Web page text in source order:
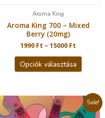
Aroma King
Aroma King 700 – Mixed
Berry (20mg)
1990 Ft – 15000 Ft
Opciók választása
Sale!